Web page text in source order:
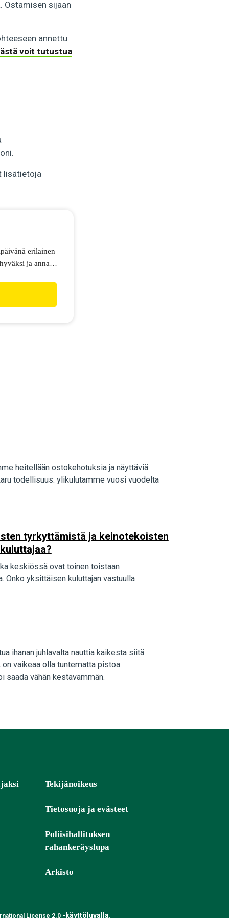
Ostamisen sijaan
annettu
voit tutustua
lisätietoja
erilainen
ja anna
heitellään ostokehotuksia ja näyttäviä
todellisuus: ylikulutamme vuosi vuodelta
tyrkyttämistä ja keinotekoisten
keskiössä ovat toinen toistaan
Onko yksittäisen kuluttajan vastuulla
ihanan juhlavalta nauttia kaikesta siitä
vaikeaa olla tuntematta pistoa
saada vähän kestävämmän.
Tekijänoikeus
Tietosuoja ja evästeet
Poliisihallituksen
rahankeräyslupa
Arkisto
License 2.0 -käyttöluvalla.